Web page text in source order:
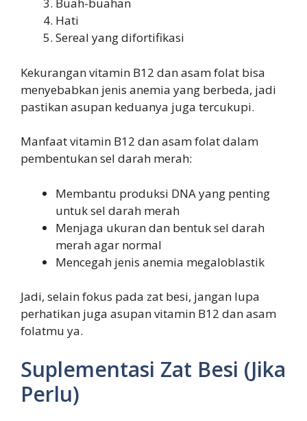
Hati
Sereal yang difortifikasi
Kekurangan vitamin B12 dan asam folat bisa
menyebabkan jenis anemia yang berbeda, jadi
pastikan asupan keduanya juga tercukupi.
Manfaat vitamin B12 dan asam folat dalam
pembentukan sel darah merah:
Membantu produksi DNA yang penting
untuk sel darah merah
Menjaga ukuran dan bentuk sel darah
merah agar normal
Mencegah jenis anemia megaloblastik
Jadi, selain fokus pada zat besi, jangan lupa
perhatikan juga asupan vitamin B12 dan asam
folatmu ya.
Suplementasi Zat Besi (Jika
Perlu)